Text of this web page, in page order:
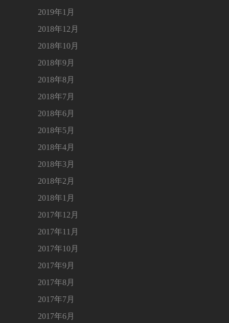
2019年1月
2018年12月
2018年10月
2018年9月
2018年8月
2018年7月
2018年6月
2018年5月
2018年4月
2018年3月
2018年2月
2018年1月
2017年12月
2017年11月
2017年10月
2017年9月
2017年8月
2017年7月
2017年6月